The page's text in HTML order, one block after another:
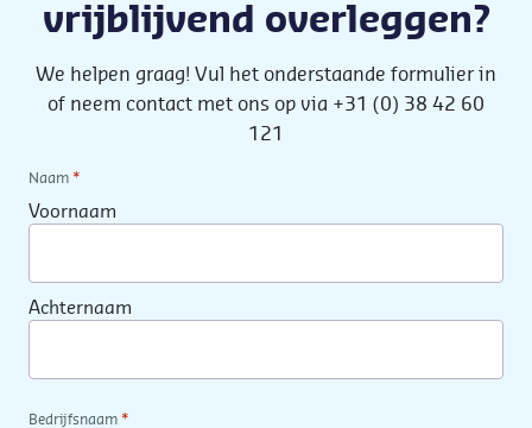
vrijblijvend overleggen?
We helpen graag! Vul het onderstaande formulier in
of neem contact met ons op via +31 (0) 38 42 60
121
Naam *
Voornaam
Achternaam
Bedrijfsnaam *